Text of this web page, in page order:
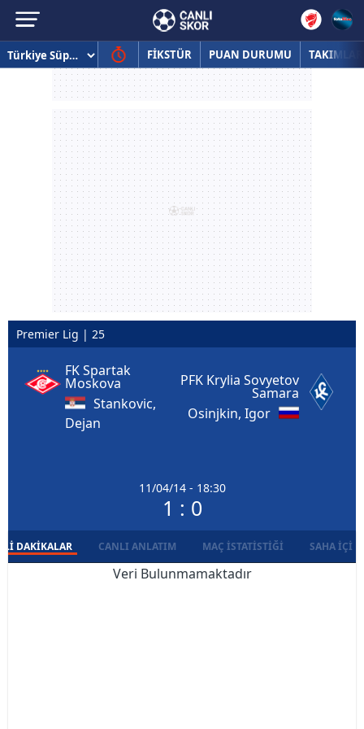
FİKSTÜR PUAN DURUMU TAKIMLAR
Premier Lig | 25
FK Spartak
Moskova
Stankovic,
Dejan
11/04/14 - 18:30
1 : 0
PFK Krylia Sovyetov
Samara
Osinjkin, Igor
DAKIKALAR CANLI ANLATIM MAÇ İSTATISTIĞI SAHA İÇI
Veri Bulunmamaktadır